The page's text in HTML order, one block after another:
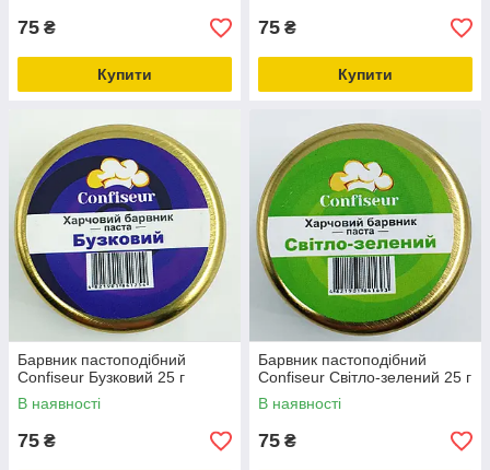
75 ₴
Купити
75 ₴
Купити
Барвник пастоподібний
Confiseur Бузковий 25 г
В наявності
75 ₴
Барвник пастоподібний
Confiseur Світло-зелений 25 г
В наявності
75 ₴